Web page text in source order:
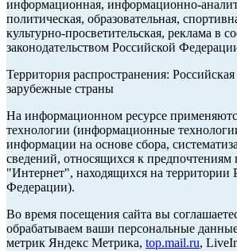
информационная, информационно-
политическая, образовательная,
культурно-просветительская, реклама в
законодательством Российской
Территория распространения:
зарубежные страны
На информационном ресурсе
технологии (информационные
информации на основе сбора,
сведений, относящихся к предпочтениям
"Интернет", находящихся на территории
Федерации).
Во время посещения сайта вы
обрабатываем ваши персональные
метрик Яндекс Метрика, top.mail.ru,